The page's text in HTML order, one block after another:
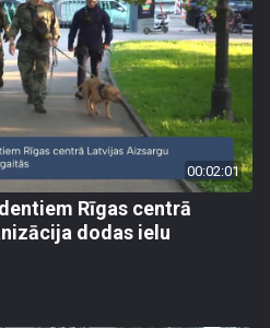
00:02:01
Rīgas centrā
dodas ielu